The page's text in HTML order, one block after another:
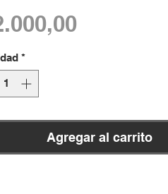
Precio
*
Agregar al carrito